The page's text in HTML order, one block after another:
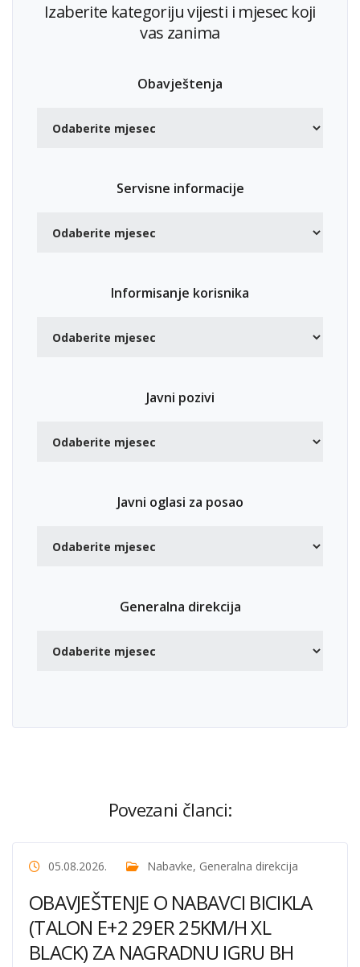
Izaberite kategoriju vijesti i mjesec koji
vas zanima
Obavještenja
Servisne informacije
Informisanje korisnika
Javni pozivi
Javni oglasi za posao
Generalna direkcija
Povezani članci:
05.08.2026. Nabavke, Generalna direkcija
OBAVJEŠTENJE O NABAVCI BICIKLA
(TALON E+2 29ER 25KM/H XL
BLACK) ZA NAGRADNU IGRU BH